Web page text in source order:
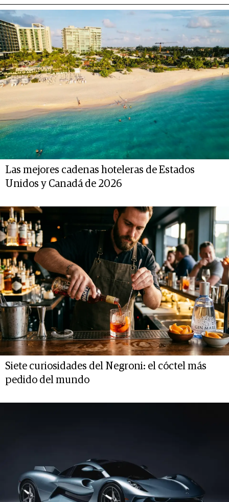
Las mejores cadenas hoteleras de Estados
Unidos y Canadá de 2026
Siete curiosidades del Negroni: el cóctel más
pedido del mundo